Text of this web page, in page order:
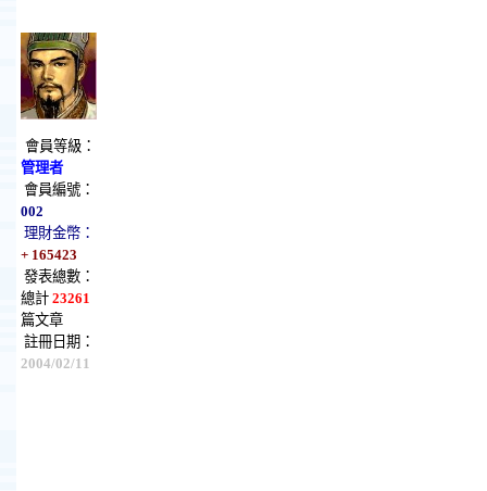
會員等級：
管理者
會員編號：
002
理財金幣：
+ 165423
發表總數：
總計 23261
篇文章
註冊日期：
2004/02/11